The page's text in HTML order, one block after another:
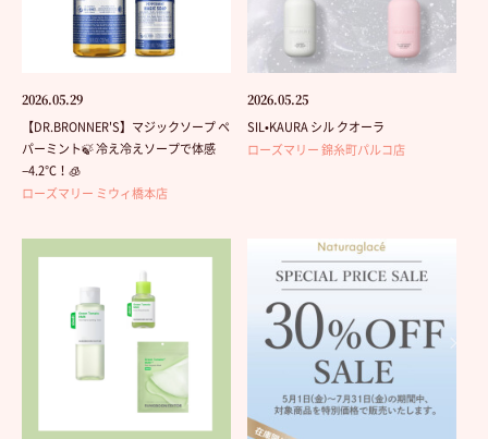
2026.05.29
【DR.BRONNER'S】マジックソープ ペ
パーミント🍃 冷え冷えソープで体感
−4.2℃！🧊
ローズマリー ミウィ橋本店
2026.05.25
SIL•KAURA シル クオーラ
ローズマリー 錦糸町パルコ店